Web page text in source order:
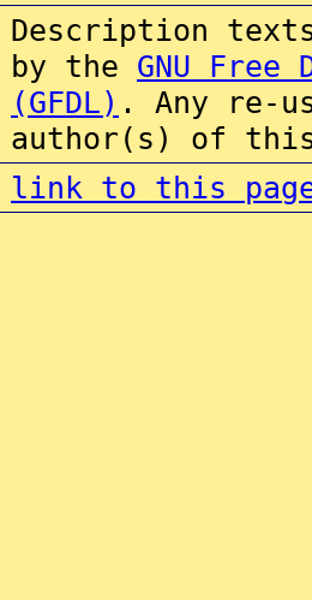
Description
by the GNU Free
(GFDL) . Any re-
author(s) of this
link to this